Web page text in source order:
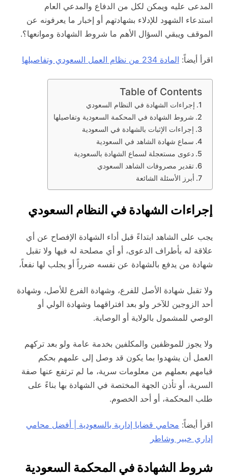
المدعى عليه ويمكن لكل من الدفاع والمدعي العام
استدعاء الشهود للإدلاء بشهادتهم أو إخبار ما يعرفونه عن
الموقف ويبقي السؤال الأهم ما شروط الشهادة وموانعها؟.
اقرأ أيضاً: المادة 234 من نظام العمل السعودي وتفاصيلها
Table of Contents
إجراءات الشهادة في النظام السعودي
شروط الشهادة في المحكمة السعودية وتفاصيلها
إجراءات الإثبات بالشهادة في السعودية
سماع شهادة الشاهد في السعودية
دعوى مستعجلة لسماع الشهادة بالسعودية
تقدير مصروفات الشاهد السعودي
أبرز الأسئلة الشائعة
إجراءات الشهادة في النظام السعودي
يجب على الشاهد ابتداءً قبل أداء الشهادة الإفصاح عن أي
علاقة له بأطراف الدعوى، أو أي مصلحة له فيها ولا تقبل
شهادة من يدفع بالشهادة عن نفسه ضرراً أو يجلب لها نفعاً،
ولا تقبل شهادة الأصل للفرع، وشهادة الفرع للأصل، وشهادة
أحد الزوجين للآخر ولو بعد افتراقهما وشهادة الولي أو
الوصي للمشمول بالولاية أو الوصاية.
ولا يجوز للموظفين والمكلفين بخدمة عامة ولو بعد تركهم
العمل أن يشهدوا بما يكون قد وصل إلى علمهم بحكم
قيامهم بعملهم من معلومات سرية، ما لم ترتفع عنها صفة
السرية، أو تأذن الجهة المختصة في الشهادة بها بناءً على
طلب المحكمة، أو أحد الخصوم.
اقرأ أيضاً: محامي قضايا إدارية بالسعودية | أفضل محامي
إداري خبير وشاطر
شروط الشهادة في المحكمة السعودية